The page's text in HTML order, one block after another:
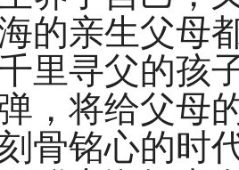
的亲生父母
里寻父的孩
，将给父母
骨铭心的时